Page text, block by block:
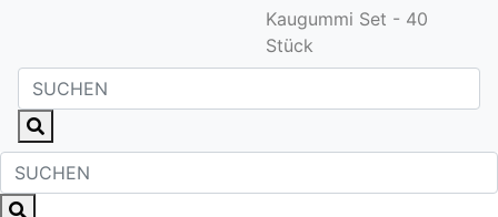
Kaugummi Set - 40
Stück